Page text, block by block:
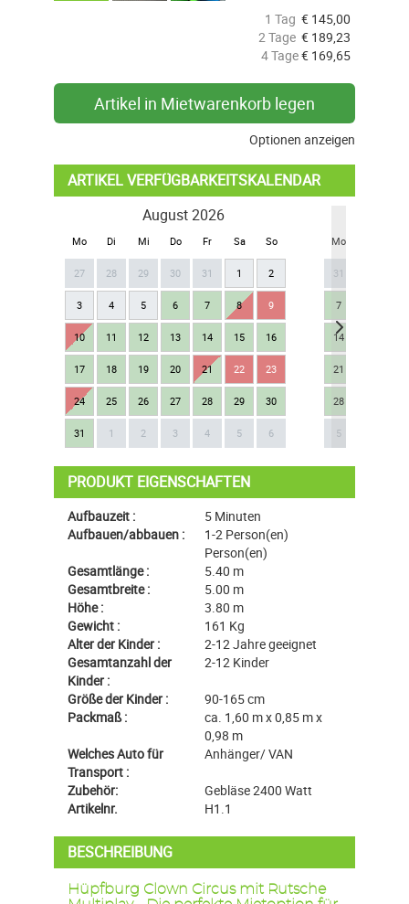
1 Tag € 145,00
2 Tage € 189,23
4 Tage€ 169,65
Artikel in Mietwarenkorb legen
Optionen anzeigen
ARTIKEL VERFÜGBARKEITSKALENDAR
August 2026
Mo Di Mi Do Fr Sa So
27 28 29 30 31 1 2
3 4 5 6 7 8 9
10 11 12 13 14 15 16
17 18 19 20 21 22 23
24 25 26 27 28 29 30
31 1 2 3 4 5 6
Mo
31
7
14
21
28
5
Next
PRODUKT EIGENSCHAFTEN
Aufbauzeit :
5 Minuten
Aufbauen/abbauen :
1-2 Person(en)
Person(en)
Gesamtlänge :
5.40 m
Gesamtbreite :
5.00 m
Höhe :
3.80 m
Gewicht :
161 Kg
Alter der Kinder :
2-12 Jahre geeignet
Gesamtanzahl der
Kinder :
2-12 Kinder
Größe der Kinder :
90-165 cm
Packmaß :
ca. 1,60 m x 0,85 m x
0,98 m
Welches Auto für
Transport :
Anhänger/ VAN
Zubehör:
Gebläse 2400 Watt
Artikelnr.
H1.1
BESCHREIBUNG
Hüpfburg Clown Circus mit Rutsche